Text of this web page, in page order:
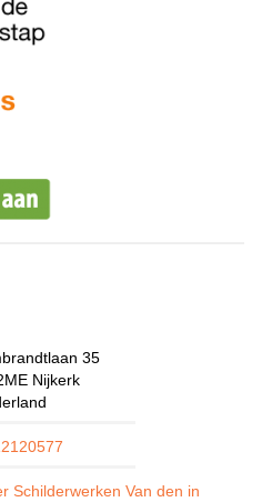
35
Nijkerk
Schilderwerken Van den in